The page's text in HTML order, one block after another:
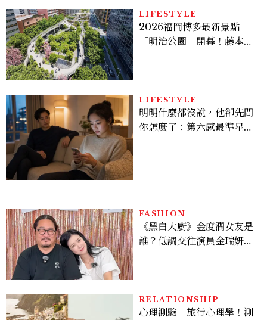
LIFESTYLE
2026福岡博多最新景點
「明治公園」開幕！藤本壯
LIFESTYLE
明明什麼都沒說，他卻先問
你怎麼了：第六感最準星座
FASHION
《黑白大廚》金度潤女友是
誰？低調交往演員金瑞妍、
RELATIONSHIP
心理測驗｜旅行心理學！測